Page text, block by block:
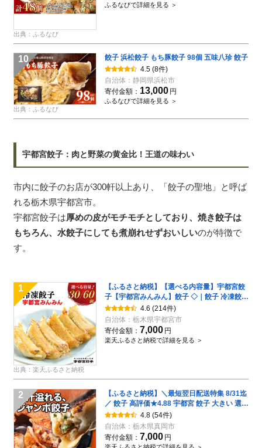
出典：ふるなび
ふるなびで詳細を見る ＞
10
出典：ふるなび
餃子 浜松餃子 もち豚餃子 98個 五味八珍 餃子
4.5 (8件)
自治体： 静岡県浜松市
寄付金額： 13,000 円
ふるなびで詳細を見る ＞
宇都宮餃子：肉と野菜の黄金比！王道の味わい
市内に餃子のお店が300軒以上あり、「餃子の聖地」と呼ば
れる栃木県宇都宮市。
宇都宮餃子は厚めの皮がモチモチとしており、焼き餃子は
もちろん、水餃子にしても煮崩れせずおいしいのが特徴で
す。
1
出典：楽天ふるさと納税
【ふるさと納税】【選べる内容量】宇都宮餃
子【宇都宮みんみん】餃子 ◇｜餃子 冷凍餃子
冷凍 ぎょうざ ギョーザ ギョウザ 惣菜 中華 冷
凍食品 焼き餃子 国産豚肉 豚肉 国産野菜 国産
有名店 人気 名物 行列 お取り寄せ グルメ おか
ず おつまみ 簡単 時短 送料無料 栃木県
4.6 (214件)
自治体： 栃木県宇都宮市
寄付金額： 7,000 円
楽天ふるさと納税で詳細を見る ＞
2
【ふるさと納税】＼最短翌日配送特集 8/31迄
／ 餃子 高評価★4.88 宇都宮 餃子 大きい 選べ
る20個～200個 定期便 ｜ ふるさと納税 餃子
ランキング ぎょうざ ギョーザ 冷凍餃子 惣菜
大容量 おかず おつまみ 国産 豚肉 野菜 点心
中華 宇都宮餃子 栃木県 真岡市 送料無料
4.8 (54件)
自治体： 栃木県真岡市
寄付金額： 7,000 円